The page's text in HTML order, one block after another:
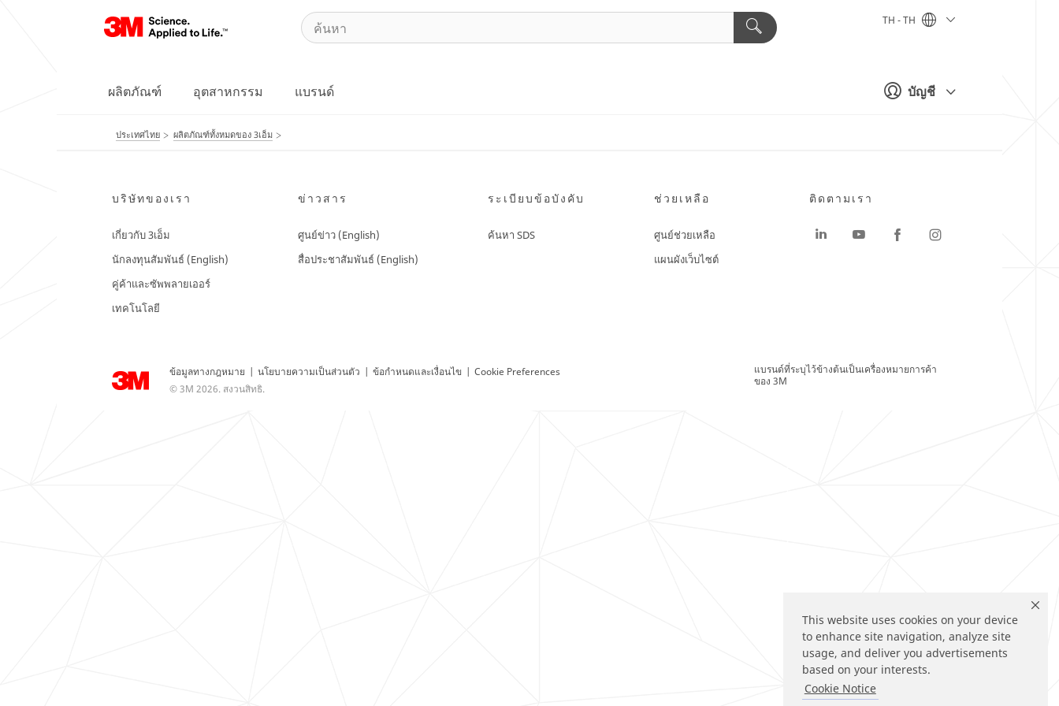
This website uses cookies on your device
to enhance site navigation, analyze site
usage, and deliver you advertisements
based on your interests.
Cookie Notice
บัญชี
TH - TH
ผลิตภัณฑ์ อุตสาหกรรม แบรนด์
ประเทศไทย ผลิตภัณฑ์ทั้งหมดของ 3เอ็ม
บริษัทของเรา
เกี่ยวกับ 3เอ็ม
นักลงทุนสัมพันธ์ (English)
คู่ค้าและซัพพลายเออร์
เทคโนโลยี
ข่าวสาร
ศูนย์ข่าว (English)
สื่อประชาสัมพันธ์ (English)
ระเบียบข้อบังคับ
ค้นหา SDS
ช่วยเหลือ
ศูนย์ช่วยเหลือ
แผนผังเว็บไซต์
ข้อมูลทางกฎหมาย | นโยบายความเป็นส่วนตัว | ข้อกำหนดและเงื่อนไข | Cookie Preferences
© 3M 2026. สงวนสิทธิ.
ติดตามเรา
แบรนด์ที่ระบุไว้ข้างต้นเป็นเครื่องหมายการค้า
ของ 3M